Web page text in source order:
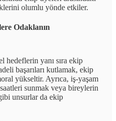
olumlu yönde etkiler.
Odaklanın
hedeflerin yanı sıra ekip
başarıları kutlamak, ekip
yükseltir. Ayrıca, iş-yaşam
sunmak veya bireylerin
unsurlar da ekip